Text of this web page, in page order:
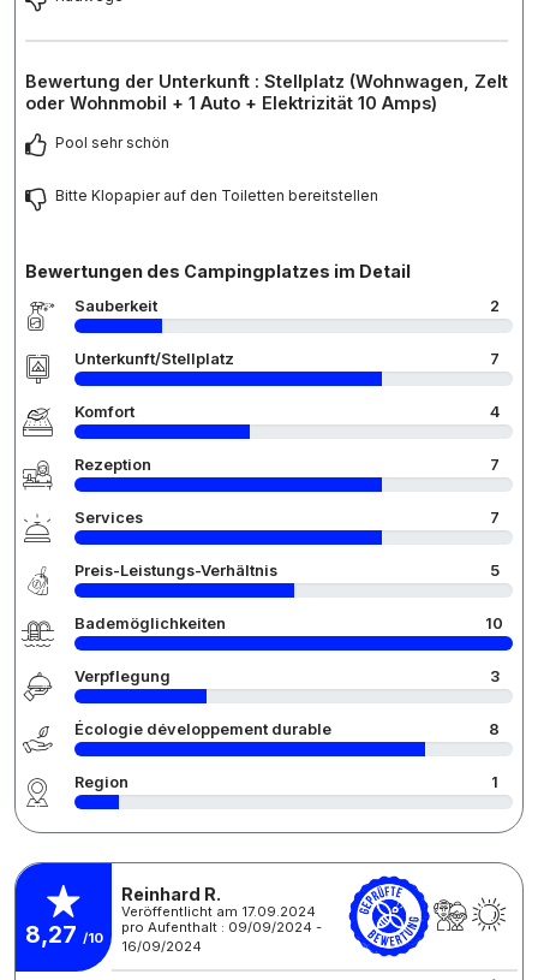
Bewertung der Unterkunft : Stellplatz (Wohnwagen, Zelt
oder Wohnmobil + 1 Auto + Elektrizität 10 Amps)
Pool sehr schön
Bitte Klopapier auf den Toiletten bereitstellen
Bewertungen des Campingplatzes im Detail
Sauberkeit 2
Unterkunft/Stellplatz 7
Komfort 4
Rezeption 7
Services 7
Preis-Leistungs-Verhältnis 5
Bademöglichkeiten 10
Verpflegung 3
Écologie développement durable 8
Region 1
8,27 /10
Reinhard R.
Veröffentlicht am 17.09.2024
pro Aufenthalt : 09/09/2024 -
16/09/2024